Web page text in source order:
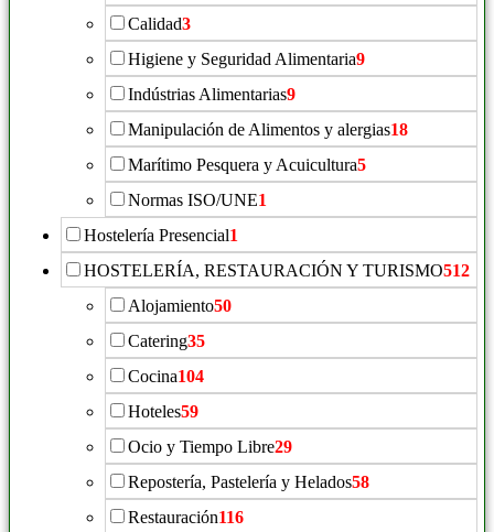
Calidad3
Higiene y Seguridad Alimentaria9
Indústrias Alimentarias9
Manipulación de Alimentos y alergias18
Marítimo Pesquera y Acuicultura5
Normas ISO/UNE1
Hostelería Presencial1
HOSTELERÍA, RESTAURACIÓN Y TURISMO512
Alojamiento50
Catering35
Cocina104
Hoteles59
Ocio y Tiempo Libre29
Repostería, Pastelería y Helados58
Restauración116